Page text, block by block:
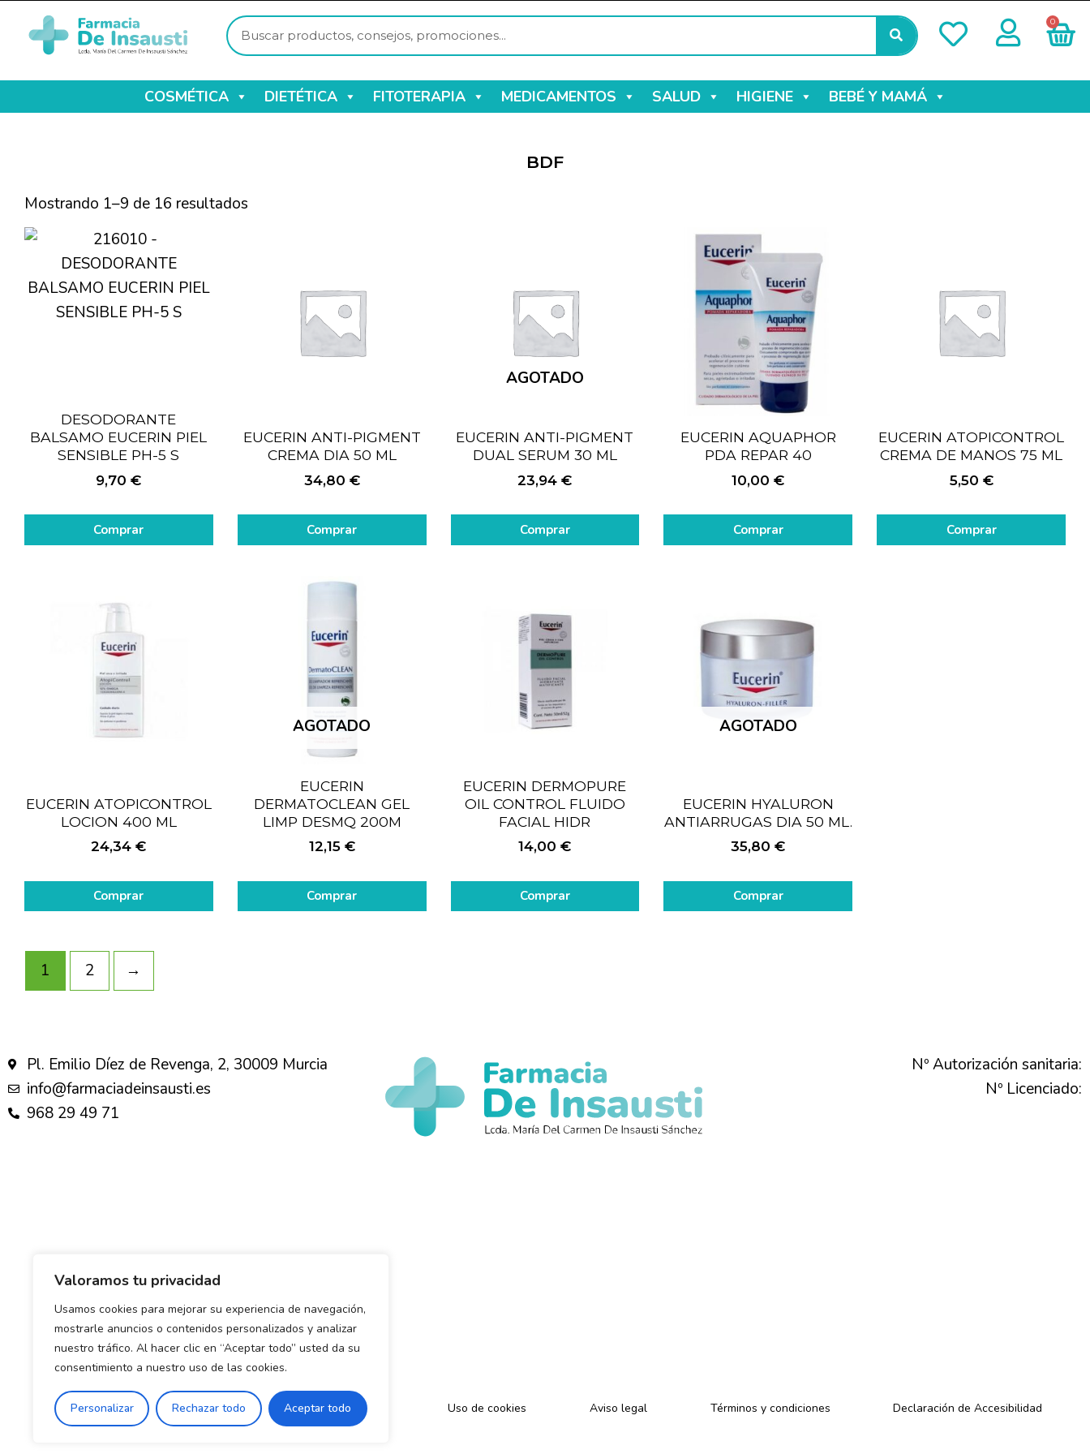
Valoramos tu privacidad
Usamos cookies para mejorar su experiencia de navegación,
mostrarle anuncios o contenidos personalizados y analizar
nuestro tráfico. Al hacer clic en “Aceptar todo” usted da su
consentimiento a nuestro uso de las cookies.
Personalizar Rechazar todo Aceptar todo
0
COSMÉTICA DIETÉTICA FITOTERAPIA MEDICAMENTOS SALUD HIGIENE BEBÉ Y MAMÁ
BDF
Mostrando 1–9 de 16 resultados
DESODORANTE
BALSAMO EUCERIN PIEL
SENSIBLE PH-5 S
9,70€
Comprar
EUCERIN ANTI-PIGMENT
CREMA DIA 50 ML
34,80 €
Comprar
AGOTADO
EUCERIN ANTI-PIGMENT
DUAL SERUM 30 ML
23,94€
Comprar
EUCERIN AQUAPHOR
PDA REPAR 40
10,00€
Comprar
EUCERIN ATOPICONTROL
CREMA DE MANOS 75 ML
5,50 €
Comprar
EUCERIN ATOPICONTROL
LOCION 400 ML
24,34€
Comprar
AGOTADO
EUCERIN
DERMATOCLEAN GEL
LIMP DESMQ 200M
12,15 €
Comprar
EUCERIN DERMOPURE
OIL CONTROL FLUIDO
FACIAL HIDR
14,00€
Comprar
AGOTADO
EUCERIN HYALURON
ANTIARRUGAS DIA 50 ML.
35,80€
Comprar
1 2 →
Pl. Emilio Díez de Revenga, 2, 30009 Murcia
info@farmaciadeinsausti.es
968 29 49 71
Nº Autorización sanitaria:
Nº Licenciado:
Política de envío y devoluciones Política de privacidad Uso de cookies Aviso legal Términos y condiciones Declaración de Accesibilidad